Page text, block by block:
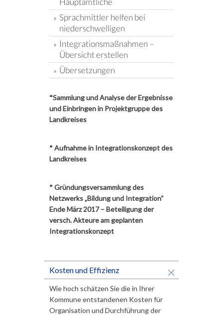
Sprachmittler helfen bei
niederschwelligen
Integrationsmaßnahmen –
Übersicht erstellen
Übersetzungen
*Sammlung und Analyse der Ergebnisse
und Einbringen in Projektgruppe des
Landkreises
* Aufnahme in Integrationskonzept des
Landkreises
* Gründungsversammlung des
Netzwerks „Bildung und Integration“
Ende März 2017 – Beteiligung der
versch. Akteure am geplanten
Integrationskonzept
Kosten und Effizienz
Wie hoch schätzen Sie die in Ihrer
Kommune entstandenen Kosten für
Organisation und Durchführung der